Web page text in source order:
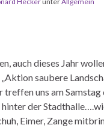
auch dieses Jahr
saubere
treffen uns am
hinter der
Eimer, Zange